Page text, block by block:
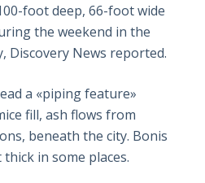
foot deep, 66-foot wide
the weekend in the
Discovery News reported.
a «piping feature»
fill, ash flows from
beneath the city. Bonis
in some places.